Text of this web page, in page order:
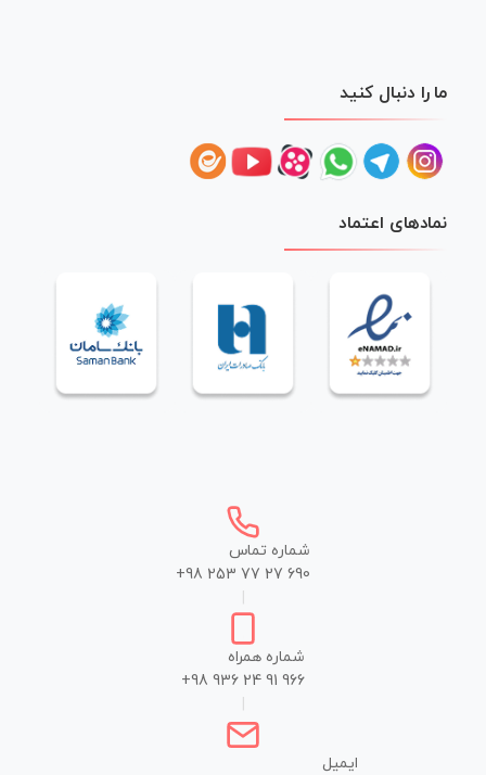
ما را دنبال کنید
نمادهای اعتماد
شماره تماس
+98 253 77 27 690
شماره همراه
+98 936 24 91 966
ایمیل